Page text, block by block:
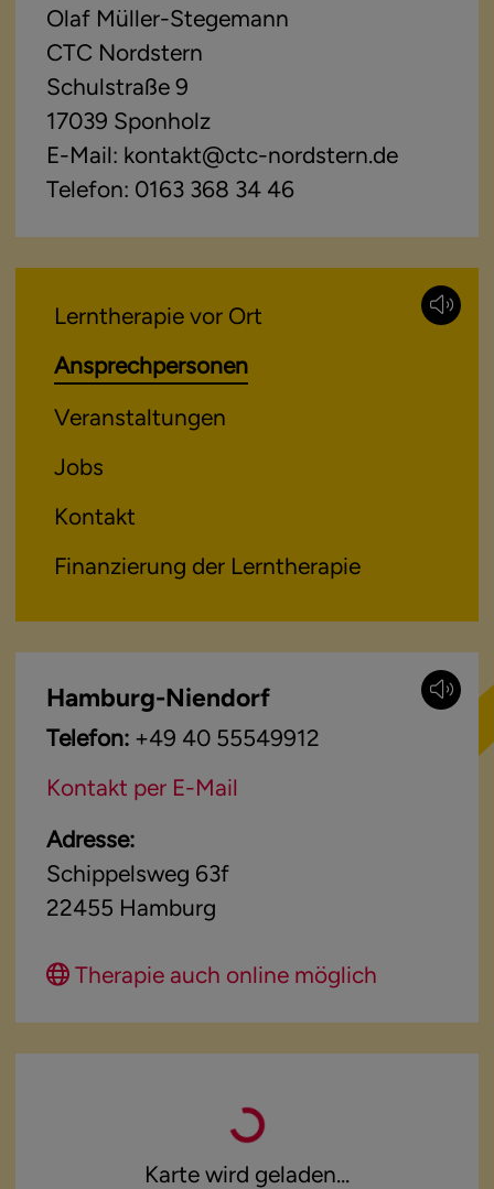
Olaf Müller-Stegemann
CTC Nordstern
Schulstraße 9
17039 Sponholz
E-Mail: kontakt@ctc-nordstern.de
Telefon: 0163 368 34 46
Lerntherapie vor Ort
Ansprechpersonen
Veranstaltungen
Jobs
Kontakt
Finanzierung der Lerntherapie
Hamburg-Niendorf
Telefon: +49 40 55549912
Kontakt per E-Mail
Adresse:
Schippelsweg 63f
22455 Hamburg
Karte wird geladen...